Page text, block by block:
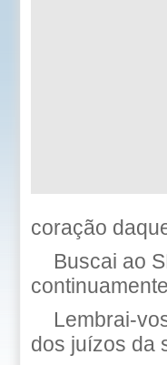
coração
Buscai ao
Lembrai-
dos juízos da